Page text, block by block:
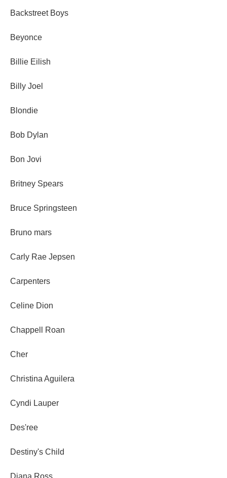
Backstreet Boys
Beyonce
Billie Eilish
Billy Joel
Blondie
Bob Dylan
Bon Jovi
Britney Spears
Bruce Springsteen
Bruno mars
Carly Rae Jepsen
Carpenters
Celine Dion
Chappell Roan
Cher
Christina Aguilera
Cyndi Lauper
Des'ree
Destiny's Child
Diana Ross